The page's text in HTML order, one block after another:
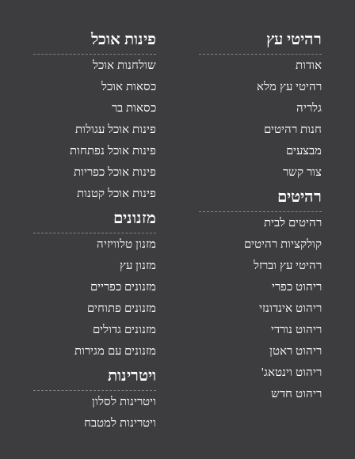
רהיטי עץ
אודות
רהיטי עץ מלא
גלריה
חנות רהיטים
מבצעים
צור קשר
רהיטים
רהיטים לבית
קולקציות רהיטים
רהיטי עץ וברזל
ריהוט כפרי
ריהוט אינדונזי
ריהוט נורדי
ריהוט ראטן
ריהוט וינטאג'
ריהוט חדש
פינות אוכל
שולחנות אוכל
כסאות אוכל
כסאות בר
פינות אוכל עגולות
פינות אוכל נפתחות
פינות אוכל כפריות
פינות אוכל קטנות
מזנונים
מזנון טלוויזיה
מזנון עץ
מזנונים כפריים
מזנונים פתוחים
מזנונים גדולים
מזנונים עם מגירות
ויטרינות
ויטרינות לסלון
ויטרינות למטבח